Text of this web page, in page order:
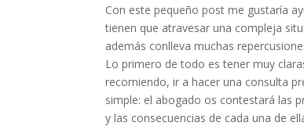
Con este pequeño post me gustaría
tienen que atravesar una compleja
además conlleva muchas
Lo primero de todo es tener muy
recomiendo, ir a hacer una consulta
simple: el abogado os contestará las
y las consecuencias de cada una de